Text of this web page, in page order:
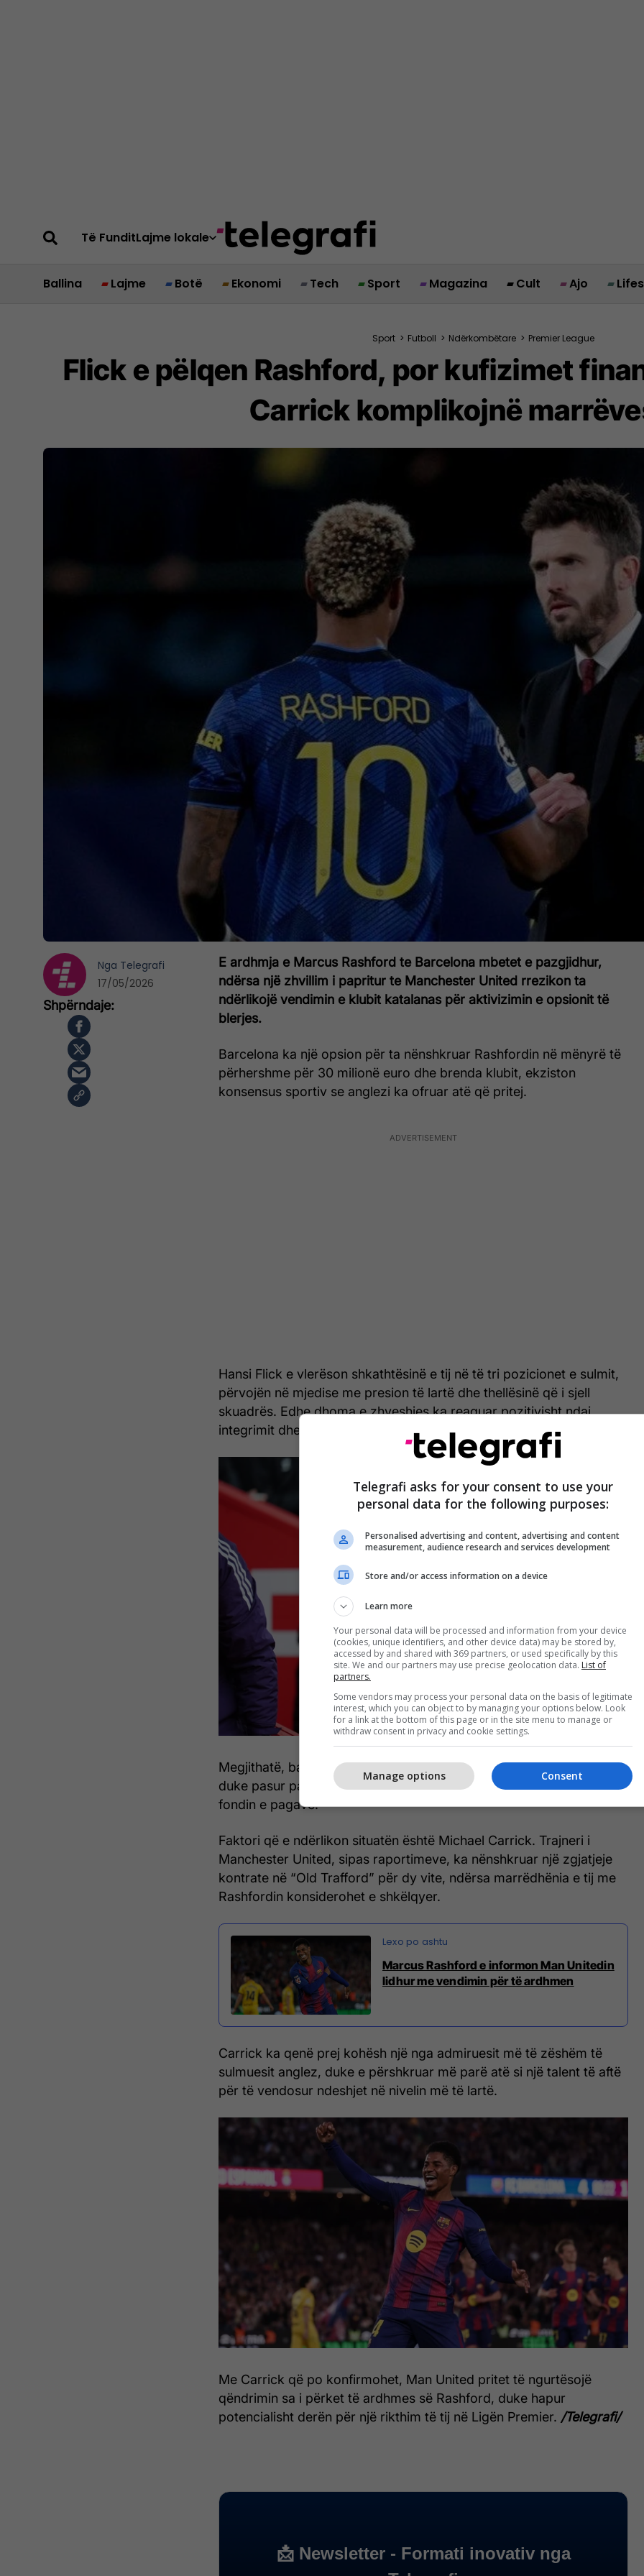
Të FunditLajme lokale
Ballina Lajme Botë Ekonomi Tech Sport Magazina Cult Ajo
Sport > Futboll > Ndërkombëtare > Premier League
Flick e pëlqen Rashford, por kufizimet
Carrick komplikojnë
E ardhmja e Marcus Rashford te Barcelona mbetet e pazgjidhur,
ndërsa një zhvillim i papritur te Manchester United rrezikon ta
ndërlikojë vendimin e klubit katalanas për aktivizimin e opsionit të
blerjes.
Barcelona ka një opsion për ta nënshkruar Rashfordin në mënyrë të
përhershme për 30 milionë euro dhe brenda klubit, ekziston
konsensus sportiv se anglezi ka ofruar atë që pritej.
Hansi Flick e vlerëson shkathtësinë e tij në të tri pozicionet e sulmit,
përvojën në mjedise me presion të lartë dhe thellësinë që i sjell
skuadrës. Edhe dhoma e zhveshjes ka reaguar pozitivisht ndaj
integrimit dhe angazhimit të tij.
Megjithatë, barra financiare e këtij operacioni mbetet shqetësuese,
duke pasur parasysh kufizimet e vazhdueshme të Barcelonës në
fondin e pagave.
Faktori që e ndërlikon situatën është Michael Carrick. Trajneri i
Manchester United, sipas raportimeve, ka nënshkruar një zgjatjeje
kontrate në “Old Trafford” për dy vite, ndërsa marrëdhënia e tij me
Rashfordin konsiderohet e shkëlqyer.
Marcus Rashford e informon Man Unitedin
lidhur me vendimin për të ardhmen
Carrick ka qenë prej kohësh një nga admiruesit më të zëshëm të
sulmuesit anglez, duke e përshkruar më parë atë si një talent të aftë
për të vendosur ndeshjet në nivelin më të lartë.
Me Carrick që po konfirmohet, Man United pritet të ngurtësojë
qëndrimin sa i përket të ardhmes së Rashford, duke hapur
potencialisht derën për një rikthim të tij në Ligën Premier. /Telegrafi/
Nga Telegrafi
17/05/2026
Telegrafi asks for your consent to use your
personal data for the following purposes:
Personalised advertising and content, advertising and content
measurement, audience research and services development
Store and/or access information on a device
Learn more
Your personal data will be processed and information from your device
(cookies, unique identifiers, and other device data) may be stored by,
accessed by and shared with 369 partners, or used specifically by this
site. We and our partners may use precise geolocation data. List of
partners.
Some vendors may process your personal data on the basis of legitimate
interest, which you can object to by managing your options below. Look
for a link at the bottom of this page or in the site menu to manage or
withdraw consent in privacy and cookie settings.
Consent
Manage options